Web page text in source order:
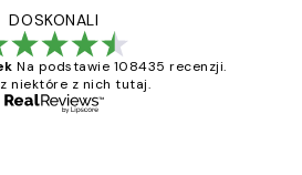
DOSKONALI
Na podstawie 108435 recenzji.
niektóre z nich tutaj.